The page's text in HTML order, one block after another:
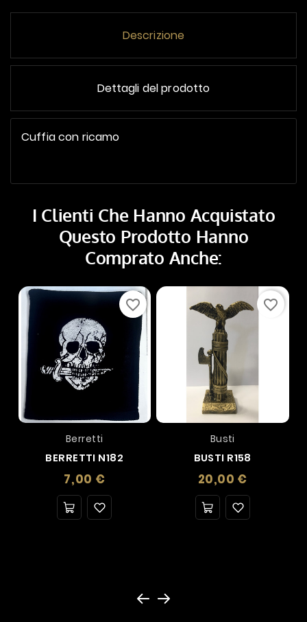
Descrizione
Dettagli del prodotto
Cuffia con ricamo
I Clienti Che Hanno Acquistato
Questo Prodotto Hanno
Comprato Anche:
Berretti
BERRETTI N182
7,00 €Prezzo
favorite_border
Busti
BUSTI R158
20,00 €Prezzo
favorite_border